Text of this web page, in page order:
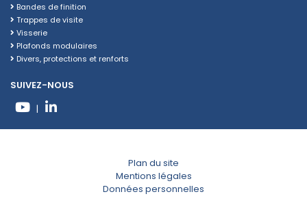
Bandes de finition
Trappes de visite
Visserie
Plafonds modulaires
Divers, protections et renforts
SUIVEZ-NOUS
|
Plan du site
Mentions légales
Données personnelles